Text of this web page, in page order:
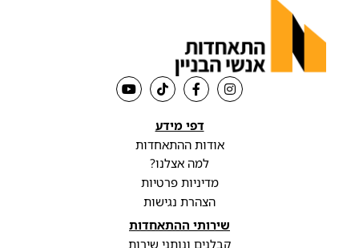
דפי מידע
אודות ההתאחדות
למה אצלנו?
מדיניות פרטיות
הצהרת נגישות
שירותי ההתאחדות
קבלנים ונותני שירות